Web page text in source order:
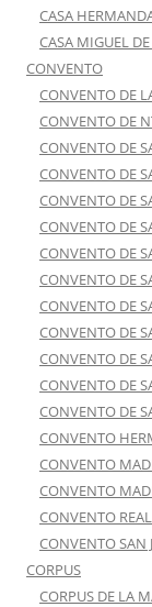
CASA
CASA MIGUEL
CONVENTO
CONVENTO DE
CONVENTO DE
CONVENTO DE
CONVENTO DE
CONVENTO DE
CONVENTO DE
CONVENTO DE
CONVENTO DE
CONVENTO DE
CONVENTO DE
CONVENTO DE
CONVENTO DE
CONVENTO DE
CONVENTO
CONVENTO
CONVENTO
CONVENTO
CONVENTO SAN
CORPUS
CORPUS DE LA